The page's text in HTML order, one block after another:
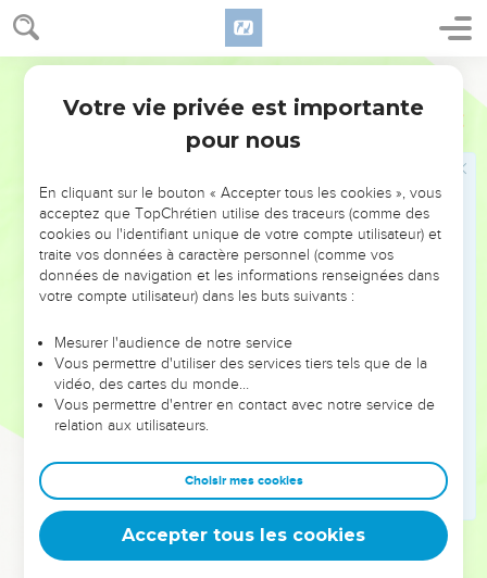
Matthieu 24
l’homme viendra à l’heure où vous n’y penserez pas.
Le serviteur fidèle et le serviteur infidèle
Quel est donc le serviteur fidèle et prudent, que son
maître a établi sur ses gens, pour leur donner la nourriture au
Heureux ce serviteur, que son maître, à son arrivée,
trouvera occupé de la sorte !
En vérité, je vous le dis, il l’établira sur tout ce qu’il
possède.
Mais si c’est un mauvais serviteur qui se dise en lui-
même : Mon maître tarde à venir,
s’il commence à battre ses compagnons, s’il mange et boit
avec les ivrognes,
le maître de ce serviteur viendra le jour où il ne s’y attend
il le mettra en pièces et lui fera partager le sort des
hypocrites : c’est là qu’il y aura des pleurs et des
grincements de dents.
Votre vie privée est importante
pour nous
En cliquant sur le bouton « Accepter tous les cookies », vous
acceptez que TopChrétien utilise des traceurs (comme des
cookies ou l'identifiant unique de votre compte utilisateur) et
traite vos données à caractère personnel (comme vos
données de navigation et les informations renseignées dans
votre compte utilisateur) dans les buts suivants :
Mesurer l'audience de notre service
Vous permettre d'utiliser des services tiers tels que de la
vidéo, des cartes du monde…
Vous permettre d'entrer en contact avec notre service de
relation aux utilisateurs.
Choisir mes cookies
Accepter tous les cookies